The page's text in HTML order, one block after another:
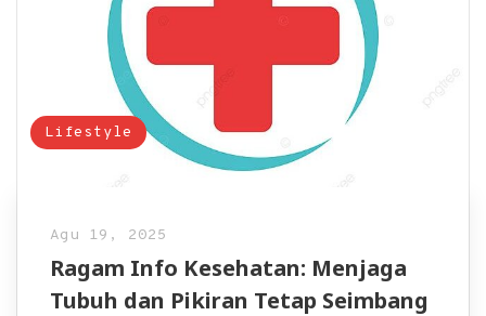
Lifestyle
Agu 19, 2025
Ragam Info Kesehatan: Menjaga
Tubuh dan Pikiran Tetap Seimbang